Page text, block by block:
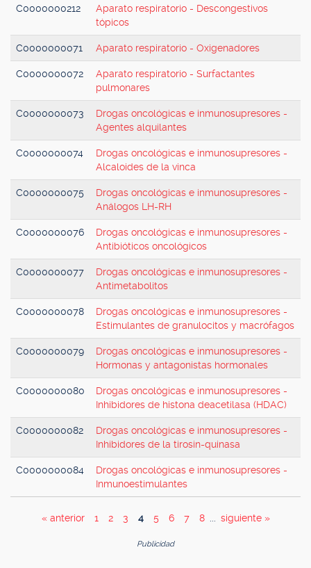
C0000000212
Aparato respiratorio - Descongestivos
tópicos
C0000000071 Aparato respiratorio - Oxigenadores
C0000000072
Aparato respiratorio - Surfactantes
pulmonares
C0000000073
Drogas oncológicas e inmunosupresores -
Agentes alquilantes
C0000000074
Drogas oncológicas e inmunosupresores -
Alcaloides de la vinca
C0000000075
Drogas oncológicas e inmunosupresores -
Análogos LH-RH
C0000000076
Drogas oncológicas e inmunosupresores -
Antibióticos oncológicos
C0000000077
Drogas oncológicas e inmunosupresores -
Antimetabolitos
C0000000078
Drogas oncológicas e inmunosupresores -
Estimulantes de granulocitos y macrófagos
C0000000079
Drogas oncológicas e inmunosupresores -
Hormonas y antagonistas hormonales
C0000000080
Drogas oncológicas e inmunosupresores -
Inhibidores de histona deacetilasa (HDAC)
C0000000082
Drogas oncológicas e inmunosupresores -
Inhibidores de la tirosin-quinasa
C0000000084
Drogas oncológicas e inmunosupresores -
Inmunoestimulantes
« anterior 1 2 3 4 5 6 7 8 siguiente »
Publicidad